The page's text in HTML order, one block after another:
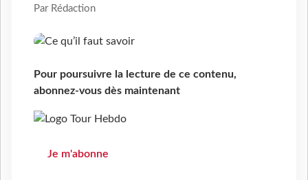
Par Rédaction
Pour poursuivre la lecture de ce contenu,
abonnez-vous dès maintenant
Je m'abonne